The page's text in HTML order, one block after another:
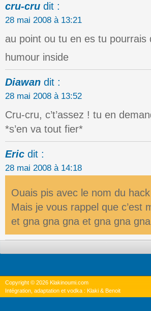
cru-cru dit :
28 mai 2008 à 13:21
au point ou tu en es tu pourrais
humour inside
Diawan dit :
28 mai 2008 à 13:52
Cru-cru, c’t’assez ! tu en
*s’en va tout fier*
Eric dit :
28 mai 2008 à 14:18
Ouais pis avec le nom du
Mais je vous rappel que c’est
et gna gna gna et gna gna gna
Copyright © 2026 Klakinoumi.com
Intégration, adaptation et vodka : Klaki & Benoit